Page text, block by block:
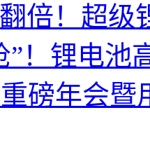
倍！超级
”！锂电池
磅年会